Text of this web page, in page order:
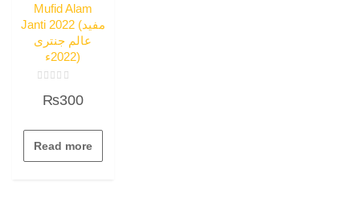
Mufid Alam
Janti 2022 (مفید
عالم جنتری
2022ء)
5
₨300
Read more